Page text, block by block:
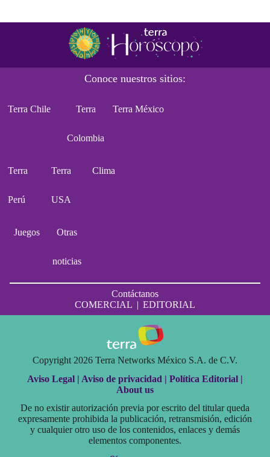
Conoce nuestros sitios:
Terra Chile Terra
Colombia
Terra México
Terra
Perú
Terra
USA
Clima
Juegos Otras
noticias
Contáctanos
COMERCIAL | EDITORIAL
Copyright 2026 Terra Networks México S.A. de C.V.
Aviso Legal | Aviso de privacidad | Política Editorial |
About us
De no existir autorización previa por escrito del titular queda
expresamente prohibida la publicación, retransmisión, edición
y cualquier otro uso de los contenidos, enlaces y demás
elementos componentes.